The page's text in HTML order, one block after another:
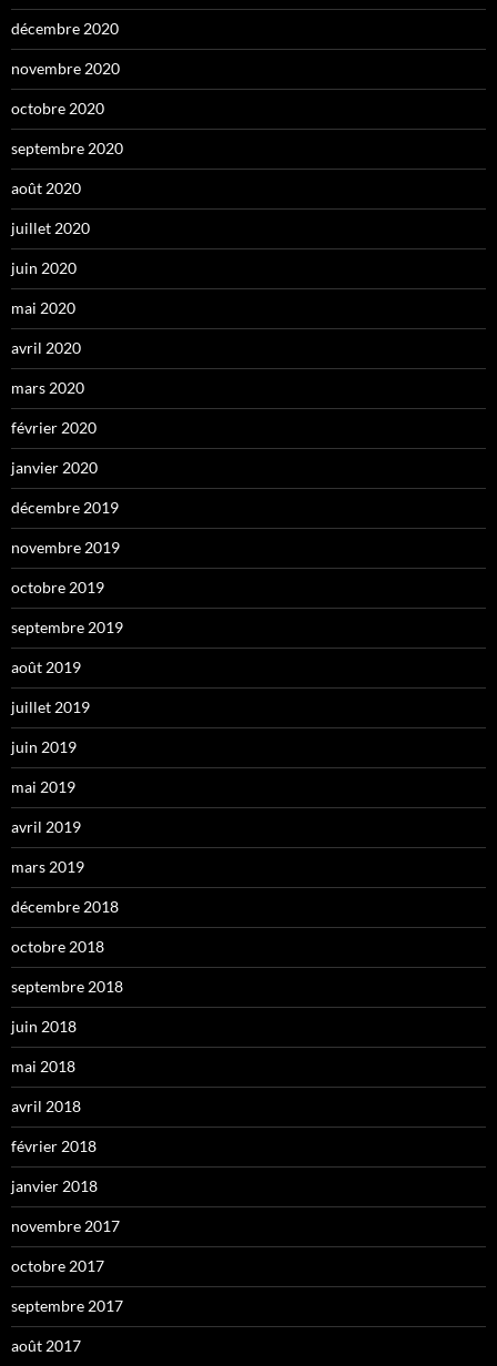
décembre 2020
novembre 2020
octobre 2020
septembre 2020
août 2020
juillet 2020
juin 2020
mai 2020
avril 2020
mars 2020
février 2020
janvier 2020
décembre 2019
novembre 2019
octobre 2019
septembre 2019
août 2019
juillet 2019
juin 2019
mai 2019
avril 2019
mars 2019
décembre 2018
octobre 2018
septembre 2018
juin 2018
mai 2018
avril 2018
février 2018
janvier 2018
novembre 2017
octobre 2017
septembre 2017
août 2017